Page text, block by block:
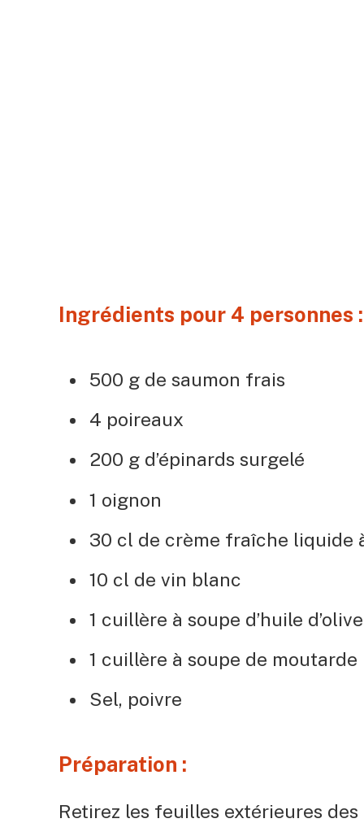
Ingrédients pour 4 personnes
500 g de saumon frais
4 poireaux
200 g d’épinards surgelé
1 oignon
30 cl de crème fraîche liquide
10 cl de vin blanc
1 cuillère à soupe d’huile d’olive
1 cuillère à soupe de moutarde
Sel, poivre
Préparation :
Retirez les feuilles extérieures